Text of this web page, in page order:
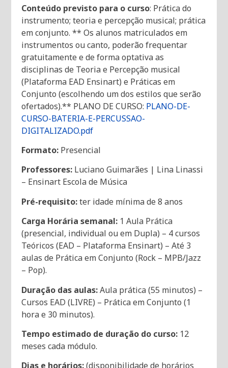
Conteúdo previsto para o curso: Prática do
instrumento; teoria e percepção musical; prática
em conjunto. ** Os alunos matriculados em
instrumentos ou canto, poderão frequentar
gratuitamente e de forma optativa as
disciplinas de Teoria e Percepção musical
(Plataforma EAD Ensinart) e Práticas em
Conjunto (escolhendo um dos estilos que serão
ofertados).** PLANO DE CURSO: PLANO-DE-
CURSO-BATERIA-E-PERCUSSAO-
DIGITALIZADO.pdf
Formato: Presencial
Professores: Luciano Guimarães | Lina Linassi
– Ensinart Escola de Música
Pré-requisito:ter idade mínima de 8 anos
Carga Horária semanal: 1 Aula Prática
(presencial, individual ou em Dupla) – 4 cursos
Teóricos (EAD – Plataforma Ensinart) – Até 3
aulas de Prática em Conjunto (Rock – MPB/Jazz
– Pop).
Duração das aulas:Aula prática (55 minutos) –
Cursos EAD (LIVRE) – Prática em Conjunto (1
hora e 30 minutos).
Tempo estimado de duração do curso: 12
meses cada módulo.
Dias e horários:(disponibilidade de horários